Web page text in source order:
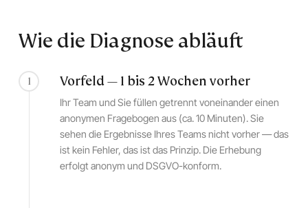
Wie die Diagnose abläuft
1 Vorfeld — 1 bis 2 Wochen vorher
Ihr Team und Sie füllen getrennt voneinander einen
anonymen Fragebogen aus (ca. 10 Minuten). Sie
sehen die Ergebnisse Ihres Teams nicht vorher — das
ist kein Fehler, das ist das Prinzip. Die Erhebung
erfolgt anonym und DSGVO-konform.